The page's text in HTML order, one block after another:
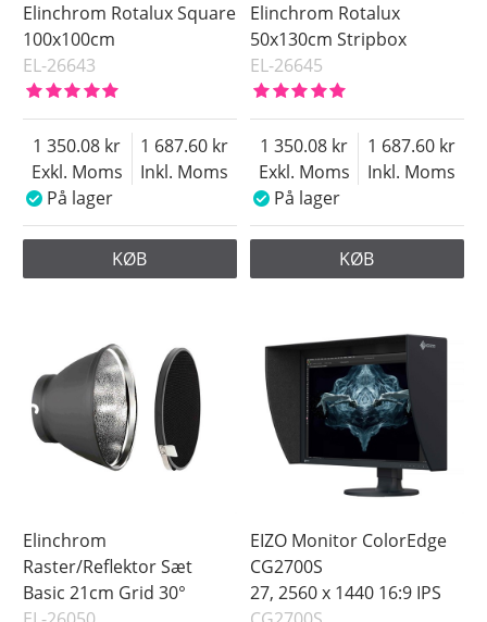
Elinchrom Rotalux Square
100x100cm
EL-26643
Exkl. Moms
1 350.08
Inkl. Moms
1 687.60
På lager
KØB
Elinchrom Rotalux
50x130cm Stripbox
EL-26645
Exkl. Moms
1 350.08
Inkl. Moms
1 687.60
På lager
KØB
Elinchrom
Raster/Reflektor Sæt
Basic 21cm Grid 30°
EIZO Monitor ColorEdge
CG2700S
27, 2560 x 1440 16:9 IPS